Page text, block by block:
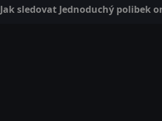
Jak sledovat Jednoduchý polibek